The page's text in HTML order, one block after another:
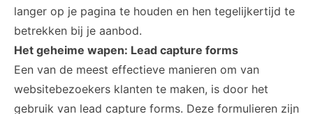
langer op je pagina te houden en hen tegelijkertijd te
betrekken bij je aanbod.
Het geheime wapen: Lead capture forms
Een van de meest effectieve manieren om van
websitebezoekers klanten te maken, is door het
gebruik van lead capture forms. Deze formulieren zijn